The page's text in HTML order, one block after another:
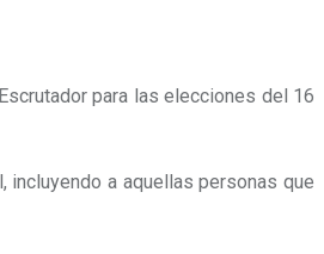
para las elecciones del 16
a aquellas personas que